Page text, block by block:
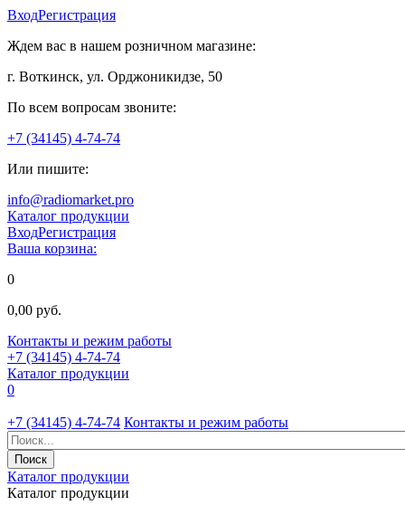
ВходРегистрация
Ждем вас в нашем розничном магазине:
г. Воткинск, ул. Орджоникидзе, 50
По всем вопросам звоните:
+7 (34145) 4-74-74
Или пишите:
info@radiomarket.pro
Каталог продукции
ВходРегистрация
Ваша корзина:
0
0,00 руб.
Контакты и режим работы
+7 (34145) 4-74-74
Каталог продукции
0
+7 (34145) 4-74-74 Контакты и режим работы
Каталог продукции
Каталог продукции